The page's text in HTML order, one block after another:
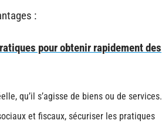
:
pour obtenir rapidement des
qu’il s’agisse de biens ou de services.
et fiscaux, sécuriser les pratiques